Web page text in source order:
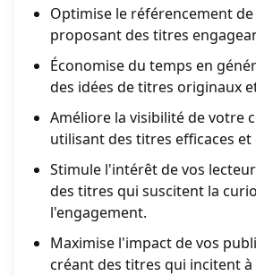
Optimise le référencement
proposant des titres
Économise du temps en
des idées de titres originaux
Améliore la visibilité de votre
utilisant des titres efficaces et
Stimule l'intérêt de vos
des titres qui suscitent la
l'engagement.
Maximise l'impact de vos
créant des titres qui incitent à